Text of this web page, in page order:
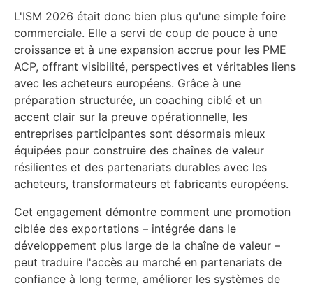
L'ISM 2026 était donc bien plus qu'une simple foire
commerciale. Elle a servi de coup de pouce à une
croissance et à une expansion accrue pour les PME
ACP, offrant visibilité, perspectives et véritables liens
avec les acheteurs européens. Grâce à une
préparation structurée, un coaching ciblé et un
accent clair sur la preuve opérationnelle, les
entreprises participantes sont désormais mieux
équipées pour construire des chaînes de valeur
résilientes et des partenariats durables avec les
acheteurs, transformateurs et fabricants européens.
Cet engagement démontre comment une promotion
ciblée des exportations – intégrée dans le
développement plus large de la chaîne de valeur –
peut traduire l'accès au marché en partenariats de
confiance à long terme, améliorer les systèmes de